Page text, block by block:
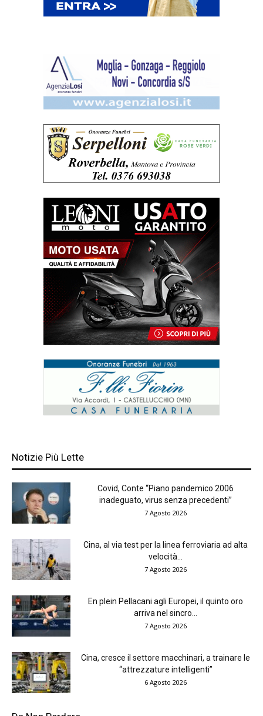
Notizie Più Lette
Covid, Conte “Piano pandemico 2006
inadeguato, virus senza precedenti”
7 Agosto 2026
Cina, al via test per la linea ferroviaria ad alta
velocità...
7 Agosto 2026
En plein Pellacani agli Europei, il quinto oro
arriva nel sincro...
7 Agosto 2026
Cina, cresce il settore macchinari, a trainare le
“attrezzature intelligenti”
6 Agosto 2026